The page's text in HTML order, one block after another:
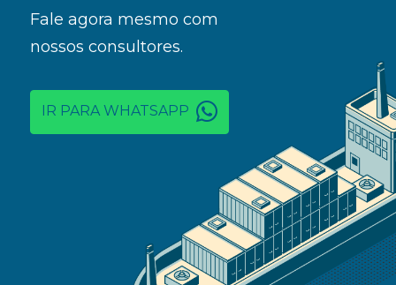
Fale agora mesmo com
nossos consultores.
IR PARA WHATSAPP